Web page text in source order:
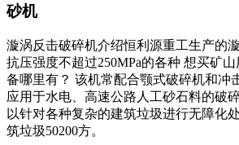
砂机
漩涡反击破碎机介绍恒利源重工生产的
抗压强度不超过250MPa的各种 想买矿
备哪里有？ 该机常配合颚式破碎机和冲
应用于水电、高速公路人工砂石料的破
以针对各种复杂的建筑垃圾进行无障化
筑垃圾50200方。